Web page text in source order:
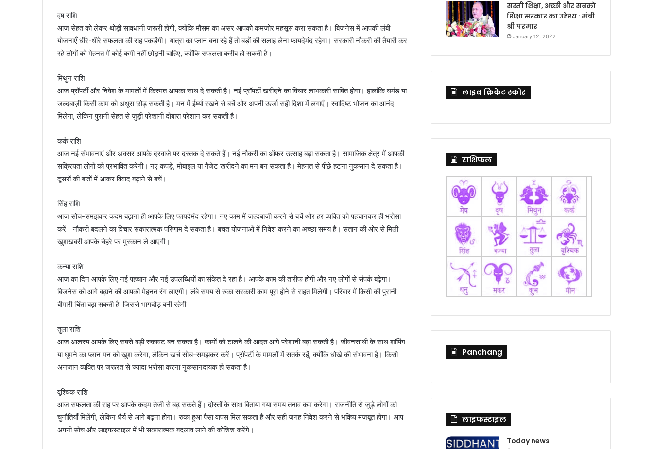
वृष राशि
आज सेहत को लेकर थोड़ी सावधानी जरूरी होगी, क्योंकि मौसम का असर आपको कमजोर महसूस करा सकता है। बिजनेस में आपकी लंबी
योजनाएँ धीरे-धीरे सफलता की राह पकड़ेंगी। यात्रा का प्लान बना रहे हैं तो बड़ों की सलाह लेना फायदेमंद रहेगा। सरकारी नौकरी की तैयारी कर
रहे लोगों को मेहनत में कोई कमी नहीं छोड़नी चाहिए, क्योंकि सफलता करीब हो सकती है।
मिथुन राशि
आज प्रॉपर्टी और निवेश के मामलों में किस्मत आपका साथ दे सकती है। नई प्रॉपर्टी खरीदने का विचार लाभकारी साबित होगा। हालांकि घमंड या
जल्दबाज़ी किसी काम को अधूरा छोड़ सकती है। मन में ईर्ष्या रखने से बचें और अपनी ऊर्जा सही दिशा में लगाएँ। स्वादिष्ट भोजन का आनंद
मिलेगा, लेकिन पुरानी सेहत से जुड़ी परेशानी दोबारा परेशान कर सकती है।
कर्क राशि
आज नई संभावनाएं और अवसर आपके दरवाजे पर दस्तक दे सकते हैं। नई नौकरी का ऑफर उत्साह बढ़ा सकता है। सामाजिक क्षेत्र में आपकी
सक्रियता लोगों को प्रभावित करेगी। नए कपड़े, मोबाइल या गैजेट खरीदने का मन बन सकता है। मेहनत से पीछे हटना नुकसान दे सकता है।
दूसरों की बातों में आकर विवाद बढ़ाने से बचें।
सिंह राशि
आज सोच-समझकर कदम बढ़ाना ही आपके लिए फायदेमंद रहेगा। नए काम में जल्दबाज़ी करने से बचें और हर व्यक्ति को पहचानकर ही भरोसा
करें। नौकरी बदलने का विचार सकारात्मक परिणाम दे सकता है। बचत योजनाओं में निवेश करने का अच्छा समय है। संतान की ओर से मिली
खुशखबरी आपके चेहरे पर मुस्कान ले आएगी।
कन्या राशि
आज का दिन आपके लिए नई पहचान और नई उपलब्धियों का संकेत दे रहा है। आपके काम की तारीफ होगी और नए लोगों से संपर्क बढ़ेगा।
बिजनेस को आगे बढ़ाने की आपकी मेहनत रंग लाएगी। लंबे समय से रुका सरकारी काम पूरा होने से राहत मिलेगी। परिवार में किसी की पुरानी
बीमारी चिंता बढ़ा सकती है, जिससे भागदौड़ बनी रहेगी।
तुला राशि
आज आलस्य आपके लिए सबसे बड़ी रुकावट बन सकता है। कामों को टालने की आदत आगे परेशानी बढ़ा सकती है। जीवनसाथी के साथ शॉपिंग
या घूमने का प्लान मन को खुश करेगा, लेकिन खर्च सोच-समझकर करें। प्रॉपर्टी के मामलों में सतर्क रहें, क्योंकि धोखे की संभावना है। किसी
अनजान व्यक्ति पर जरूरत से ज्यादा भरोसा करना नुकसानदायक हो सकता है।
वृश्चिक राशि
आज सफलता की राह पर आपके कदम तेजी से बढ़ सकते हैं। दोस्तों के साथ बिताया गया समय तनाव कम करेगा। राजनीति से जुड़े लोगों को
चुनौतियाँ मिलेंगी, लेकिन धैर्य से आगे बढ़ना होगा। रुका हुआ पैसा वापस मिल सकता है और सही जगह निवेश करने से भविष्य मजबूत होगा। आप
अपनी सोच और लाइफस्टाइल में भी सकारात्मक बदलाव लाने की कोशिश करेंगे।
सस्ती शिक्षा, अच्छी और सबको
शिक्षा सरकार का उद्देश्य : मंत्री
श्री परमार
January 12, 2022
लाइव क्रिकेट स्कोर
राशिफल
Panchang
लाइफस्टाइल
Today news